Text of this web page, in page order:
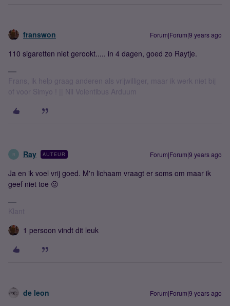
franswon Forum|Forum|9 years ago
110 sigaretten niet gerookt..... in 4 dagen, goed zo Raytje.
Frans, ik help graag anderen als vrijwilliger, maar ik werk niet bij
of voor Simyo ! || Nil Volentibus Arduum
R Ray AUTEUR Forum|Forum|9 years ago
Ja en ik voel vrij goed. M'n lichaam vraagt er soms om maar ik
geef niet toe 😛
Klant
1 persoon vindt dit leuk
de leon Forum|Forum|9 years ago